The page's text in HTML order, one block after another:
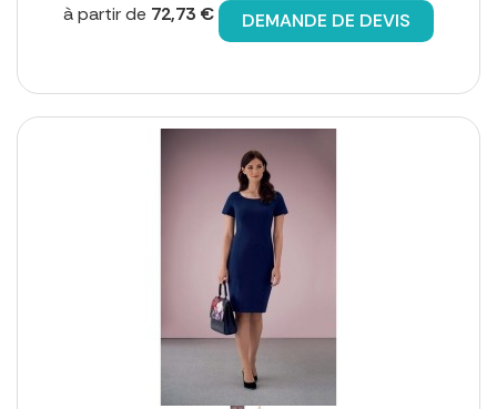
à partir de 72,73 € DEMANDE DE DEVIS